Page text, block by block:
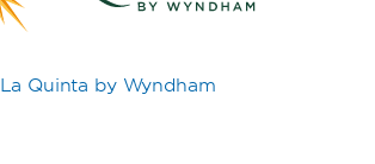
La Quinta by Wyndham